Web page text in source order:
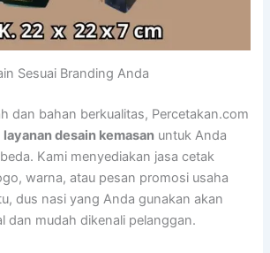
Sesuai Branding Anda
dan bahan berkualitas, Percetakan.com
layanan desain kemasan untuk Anda
Kami menyediakan jasa cetak
warna, atau pesan promosi usaha
dus nasi yang Anda gunakan akan
dan mudah dikenali pelanggan.